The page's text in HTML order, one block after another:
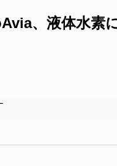
、液体水素